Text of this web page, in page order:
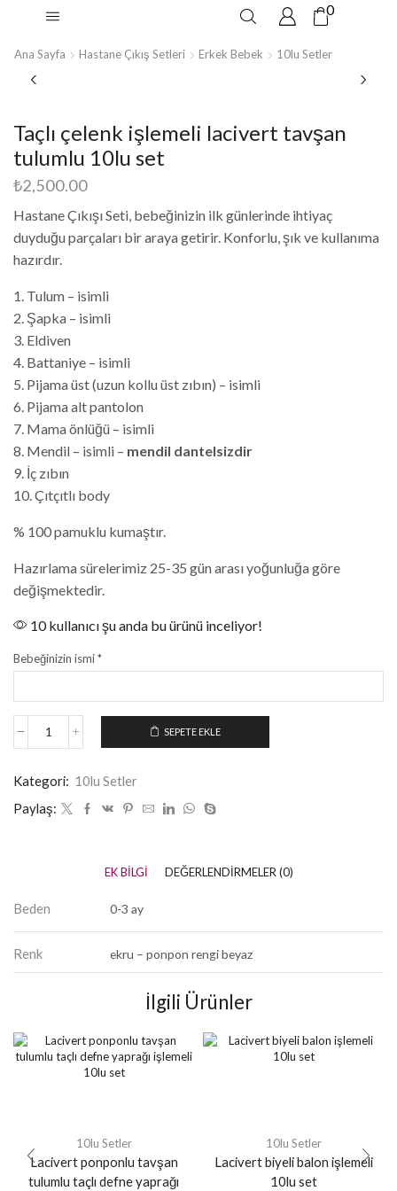
0
Ana Sayfa Hastane Çıkış Setleri Erkek Bebek 10lu Setler
Taçlı çelenk işlemeli lacivert tavşan
tulumlu 10lu set
₺2,500.00
Hastane Çıkışı Seti, bebeğinizin ilk günlerinde ihtiyaç
duyduğu parçaları bir araya getirir. Konforlu, şık ve kullanıma
hazırdır.
1. Tulum – isimli
2. Şapka – isimli
3. Eldiven
4. Battaniye – isimli
5. Pijama üst (uzun kollu üst zıbın) – isimli
6. Pijama alt pantolon
7. Mama önlüğü – isimli
8. Mendil – isimli – mendil dantelsizdir
9. İç zıbın
10. Çıtçıtlı body
% 100 pamuklu kumaştır.
Hazırlama sürelerimiz 25-35 gün arası yoğunluğa göre
değişmektedir.
10 kullanıcı şu anda bu ürünü inceliyor!
Bebeğinizin ismi*
SEPETE EKLE
Kategori: 10lu Setler
Paylaş:
EK BILGI DEĞERLENDIRMELER (0)
Beden 0-3 ay
Renk ekru – ponpon rengi beyaz
İlgili Ürünler
10lu Setler
Lacivert ponponlu tavşan
tulumlu taçlı defne yaprağı
10lu Setler
Lacivert biyeli balon işlemeli
10lu set